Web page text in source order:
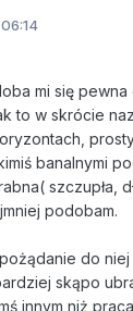
mi się
w skrócie
banalnymi
szczupła,
podobam.
do
skąpo
innym niż